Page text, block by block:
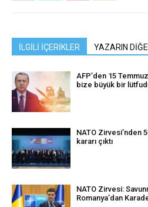
İLGİLİ İÇERİKLER YAZARIN
AFP’den 15 Temmuz
bize büyük bir
NATO Zirvesi’nden
kararı çıktı
NATO Zirvesi:
Romanya’dan